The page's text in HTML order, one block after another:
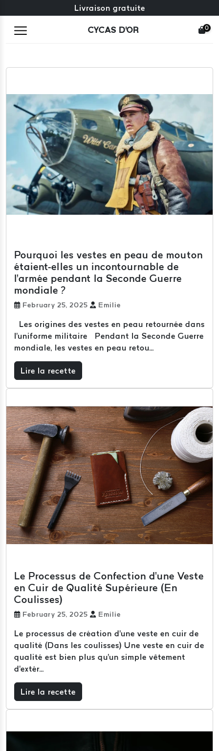
Échange gratuit + retours gratuits
Livraison gratuite
CYCAS D'OR 0
Pourquoi les vestes en peau de mouton
étaient-elles un incontournable de
l'armée pendant la Seconde Guerre
mondiale ?
February 25, 2025 Emilie
Les origines des vestes en peau retournée dans
l'uniforme militaire Pendant la Seconde Guerre
mondiale, les vestes en peau retou...
Lire la recette
Le Processus de Confection d'une Veste
en Cuir de Qualité Supérieure (En
Coulisses)
February 25, 2025 Emilie
Le processus de création d'une veste en cuir de
qualité (Dans les coulisses) Une veste en cuir de
qualité est bien plus qu'un simple vêtement
d'extér...
Lire la recette